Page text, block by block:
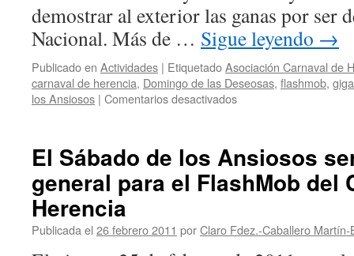
demostrar al exterior las ganas por ser
Nacional. Más de … Sigue leyendo →
Publicado en Actividades | EtiquetadoAsociación Carnaval de
carnaval de herencia, Domingo de las Deseosas, flashmob,
los Ansiosos | Comentarios desactivadosen
de
Herencia
con
Sábado
de
El Sábado de los Ansiosos
general para el FlashMob del
Herencia
Publicada el 26 febrero 2011 porClaro Fdez.-Caballero Martín-